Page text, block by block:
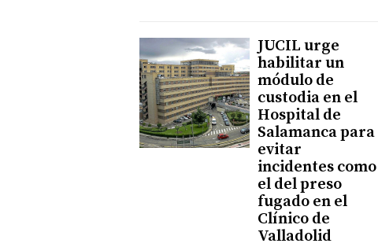
JUCIL urge
habilitar un
módulo de
custodia en el
Hospital de
Salamanca para
evitar
incidentes como
el del preso
fugado en el
Clínico de
Valladolid